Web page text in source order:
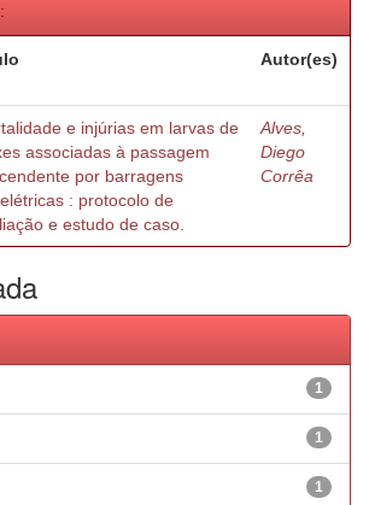
Autor(es)
e injúrias em larvas de
associadas à passagem
por barragens
: protocolo de
e estudo de caso.
Alves,
Diego
Corrêa
1
1
1